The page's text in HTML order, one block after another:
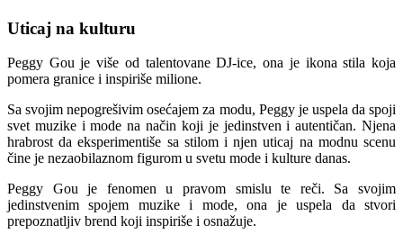
Uticaj na kulturu
Peggy Gou je više od talentovane DJ-ice, ona je ikona stila koja
pomera granice i inspiriše milione.
Sa svojim nepogrešivim osećajem za modu, Peggy je uspela da spoji
svet muzike i mode na način koji je jedinstven i autentičan. Njena
hrabrost da eksperimentiše sa stilom i njen uticaj na modnu scenu
čine je nezaobilaznom figurom u svetu mode i kulture danas.
Peggy Gou je fenomen u pravom smislu te reči. Sa svojim
jedinstvenim spojem muzike i mode, ona je uspela da stvori
prepoznatljiv brend koji inspiriše i osnažuje.